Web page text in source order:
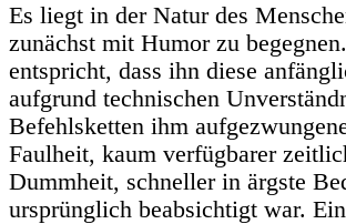
Es liegt in der Natur des
zunächst mit Humor zu
entspricht, dass ihn diese
aufgrund technischen
Befehlsketten ihm
Faulheit, kaum verfügbarer
Dummheit, schneller in ärgste
ursprünglich beabsichtigt war.